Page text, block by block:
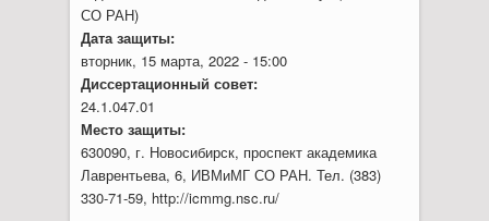
СО РАН)
Дата защиты:
вторник, 15 марта, 2022 - 15:00
Диссертационный совет:
24.1.047.01
Место защиты:
630090, г. Новосибирск, проспект академика
Лаврентьева, 6, ИВМиМГ СО РАН. Тел. (383)
330-71-59, http://icmmg.nsc.ru/